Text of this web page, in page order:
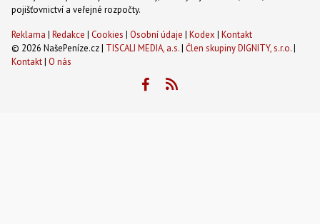
pojišťovnictví a veřejné rozpočty.
Reklama | Redakce | Cookies | Osobní údaje | Kodex | Kontakt
© 2026 NašePeníze.cz | TISCALI MEDIA, a.s.| Člen skupiny DIGNITY, s.r.o.|
Kontakt| O nás